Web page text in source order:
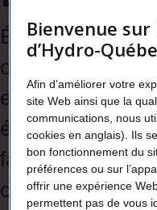
Économisez
obtenant une
en place de
énergétique.
facile d’adopter
consommation
Bienvenue sur
d’Hydro-
Afin d’améliorer votre
site Web ainsi que la
communications, nous
cookies en anglais). Ils
bon fonctionnement du
préférences ou sur
offrir une expérience
permettent pas de vous